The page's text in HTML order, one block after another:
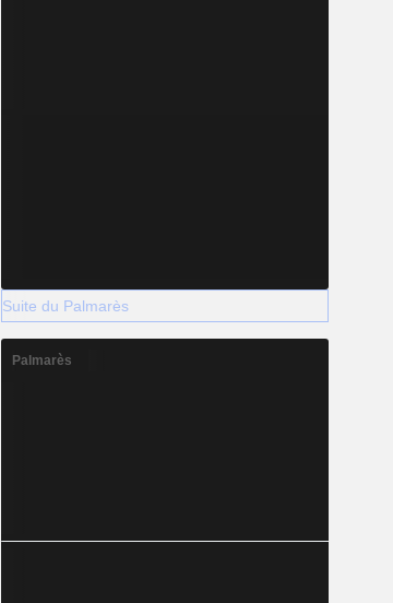
Suite du Palmarès
Palmarès